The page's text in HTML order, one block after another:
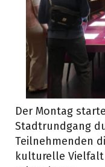
Der Montag
Stadtrundgang
Teilnehmenden
kulturelle